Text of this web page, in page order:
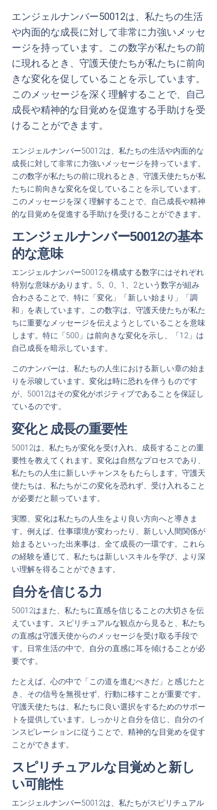
エンジェルナンバー50012は、私たちの生活
や内面的な成長に対して非常に力強いメッセ
ージを持っています。この数字が私たちの前
に現れるとき、守護天使たちが私たちに前向
きな変化を促していることを示しています。
このメッセージを深く理解することで、自己
成長や精神的な目覚めを促進する手助けを受
けることができます。
エンジェルナンバー50012は、私たちの生活や内面的な
成長に対して非常に力強いメッセージを持っています。
この数字が私たちの前に現れるとき、守護天使たちが私
たちに前向きな変化を促していることを示しています。
このメッセージを深く理解することで、自己成長や精神
的な目覚めを促進する手助けを受けることができます。
エンジェルナンバー50012の基本
的な意味
エンジェルナンバー50012を構成する数字にはそれぞれ
特別な意味があります。5、0、1、2という数字が組み
合わさることで、特に「変化」「新しい始まり」「調
和」を表しています。この数字は、守護天使たちが私た
ちに重要なメッセージを伝えようとしていることを意味
します。特に「500」は前向きな変化を示し、「12」は
自己成長を暗示しています。
このナンバーは、私たちの人生における新しい章の始ま
りを示唆しています。変化は時に恐れを伴うものです
が、50012はその変化がポジティブであることを保証し
ているのです。
変化と成長の重要性
50012は、私たちが変化を受け入れ、成長することの重
要性を教えてくれます。変化は自然なプロセスであり、
私たちの人生に新しいチャンスをもたらします。守護天
使たちは、私たちがこの変化を恐れず、受け入れること
が必要だと願っています。
実際、変化は私たちの人生をより良い方向へと導きま
す。例えば、仕事環境が変わったり、新しい人間関係が
始まるといった出来事は、全て成長の一環です。これら
の経験を通じて、私たちは新しいスキルを学び、より深
い理解を得ることができます。
自分を信じる力
50012はまた、私たちに直感を信じることの大切さを伝
えています。スピリチュアルな観点から見ると、私たち
の直感は守護天使からのメッセージを受け取る手段で
す。日常生活の中で、自分の直感に耳を傾けることが必
要です。
たとえば、心の中で「この道を進むべきだ」と感じたと
き、その信号を無視せず、行動に移すことが重要です。
守護天使たちは、私たちに良い選択をするためのサポー
トを提供しています。しっかりと自分を信じ、自分のイ
ンスピレーションに従うことで、精神的な目覚めを促す
ことができます。
スピリチュアルな目覚めと新し
い可能性
エンジェルナンバー50012は、私たちがスピリチュアル